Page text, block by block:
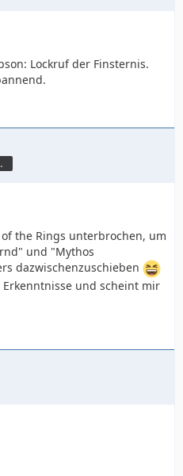
Lockruf der Finsternis.
Worte
the Rings unterbrochen, um
und "Mythos
dazwischenzuschieben
und scheint mir